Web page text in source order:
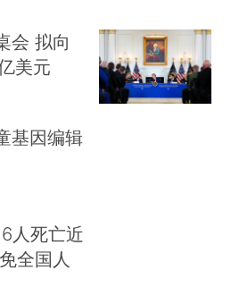
会 拟向
美元
基因编辑
人死亡近
全国人